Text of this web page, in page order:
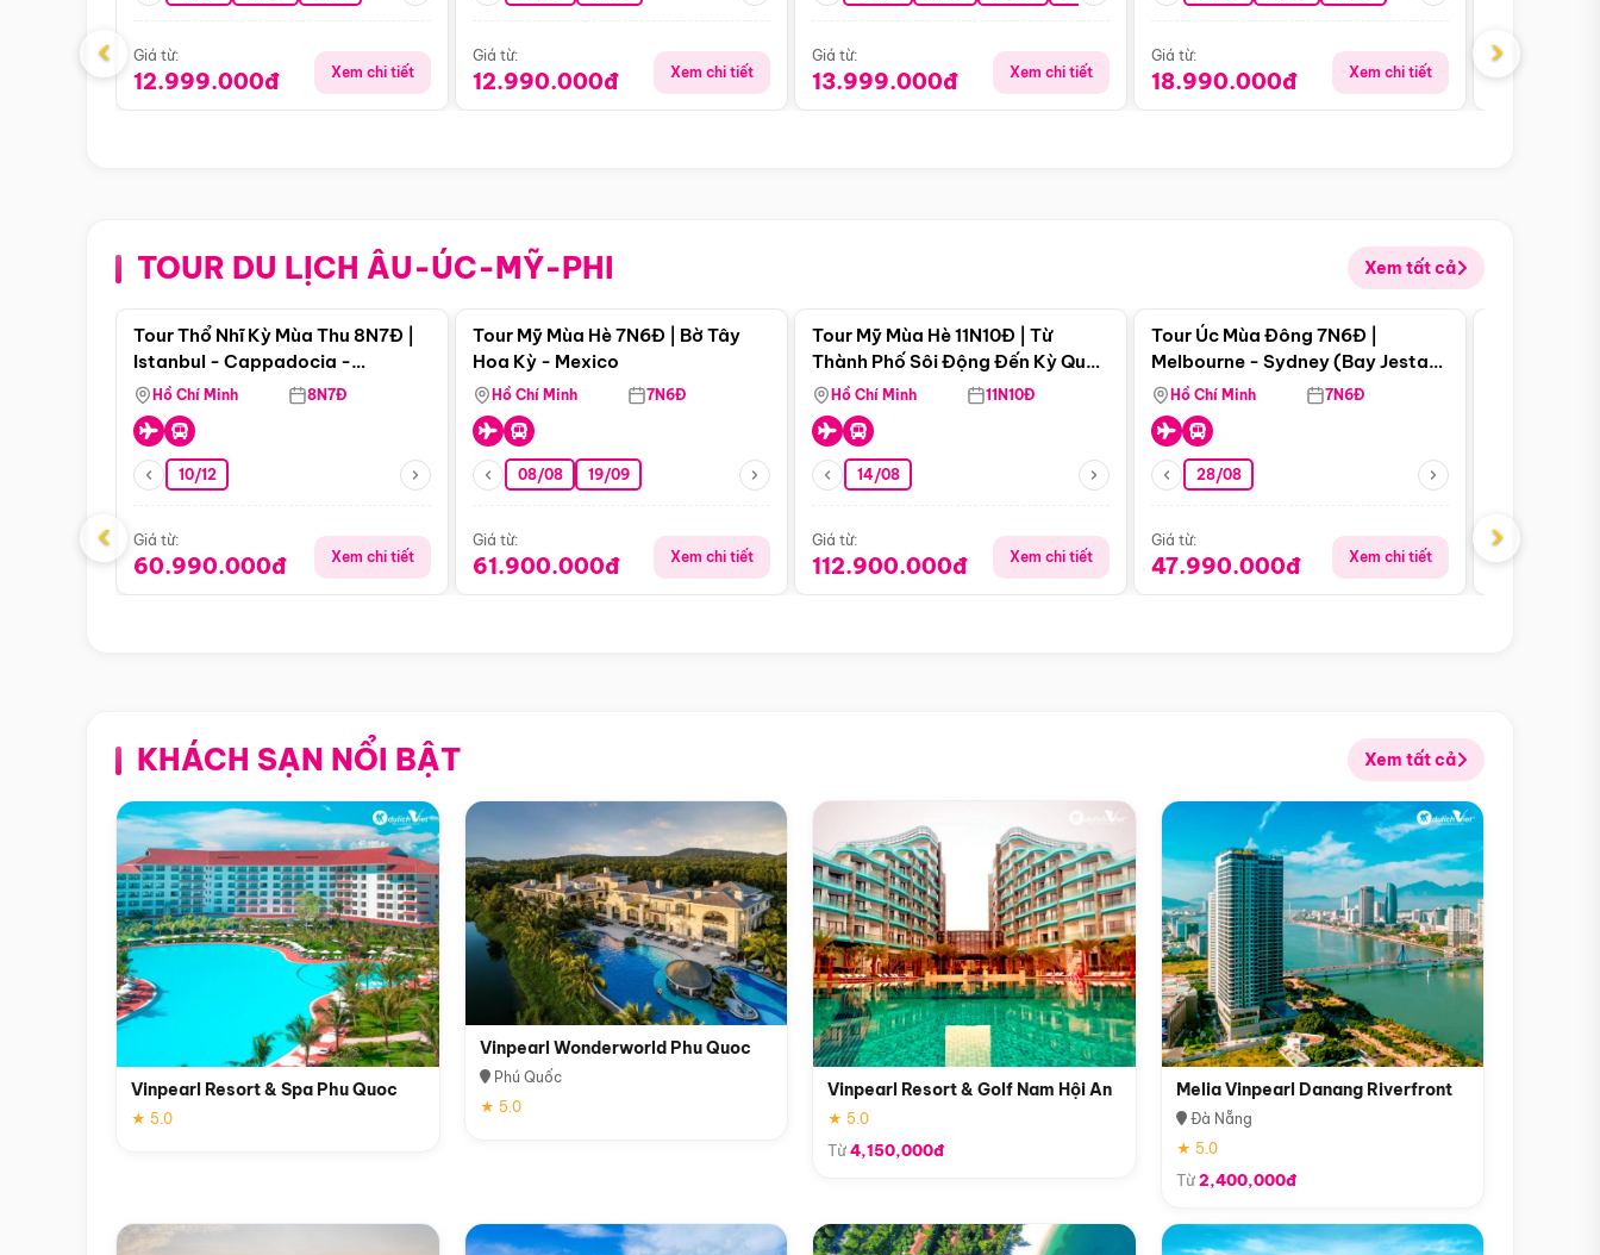
Giá từ:
12.999.000đ Xem chi tiết
Giá từ:
12.990.000đ Xem chi tiết
Giá từ:
13.999.000đ Xem chi tiết
Giá từ:
18.990.000đ Xem chi tiết
Giá từ:
‹ ›
TOUR DU LỊCH ÂU-ÚC-MỸ-PHI Xem tất cả
Điểm nổi bật
Tour Thổ Nhĩ Kỳ Mùa Thu 8N7Đ |
Istanbul - Cappadocia -
Pamukkale
Hồ Chí Minh 8N7Đ
10/12
Giá từ:
60.990.000đ Xem chi tiết
Tour Mỹ Mùa Hè 7N6Đ | Bờ Tây
Hoa Kỳ - Mexico
Hồ Chí Minh 7N6Đ
08/08 19/09
Giá từ:
61.900.000đ Xem chi tiết
Tour Mỹ Mùa Hè 11N10Đ | Từ
Thành Phố Sôi Động Đến Kỳ Quan
Thiên Nhiên Mỹ
Hồ Chí Minh 11N10Đ
14/08
Giá từ:
112.900.000đ Xem chi tiết
Điểm nổi bật
Tour Úc Mùa Đông 7N6Đ |
Melbourne - Sydney (Bay Jestar
Airways)
Hồ Chí Minh 7N6Đ
28/08
Giá từ:
47.990.000đ Xem chi tiết
Giá từ:
‹ ›
KHÁCH SẠN NỔI BẬT Xem tất cả
Vinpearl Resort & Spa Phu Quoc
★ 5.0
Vinpearl Wonderworld Phu Quoc
Phú Quốc
★ 5.0
Vinpearl Resort & Golf Nam Hội An
★ 5.0
Từ4,150,000đ
Melia Vinpearl Danang Riverfront
Đà Nẵng
★ 5.0
Từ2,400,000đ